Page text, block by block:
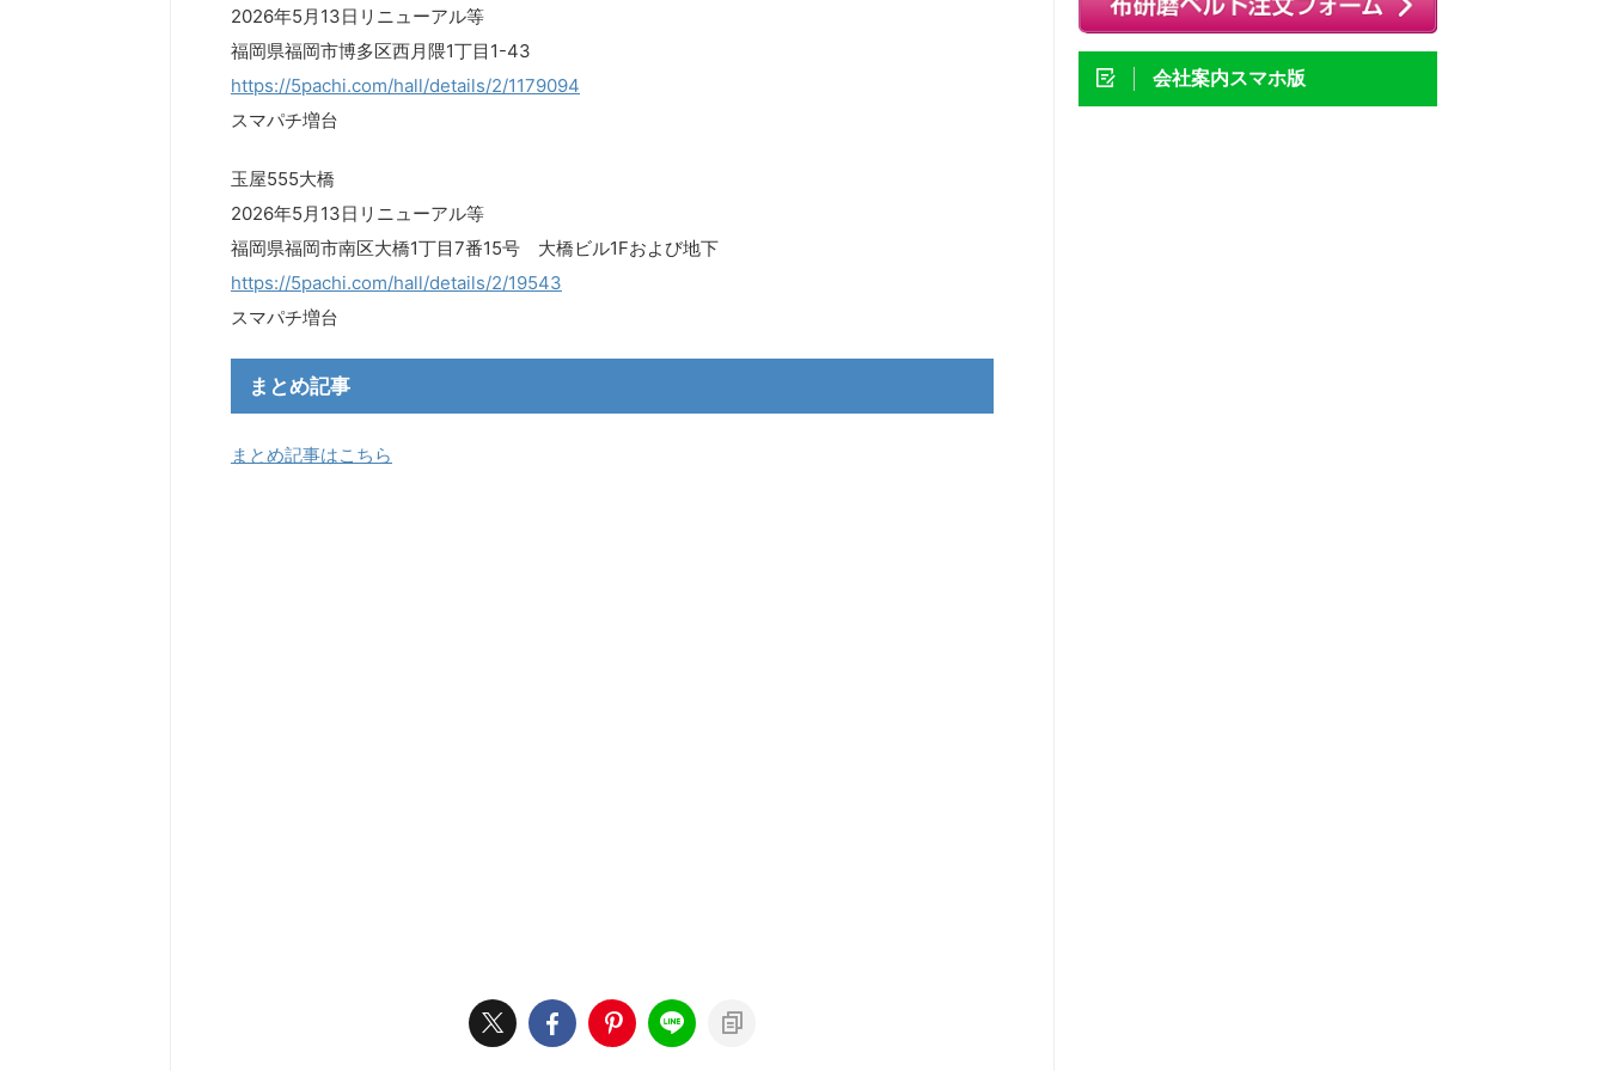
2026年5月13日リニューアル等
福岡県福岡市博多区西月隈1丁目1-43
https://5pachi.com/hall/details/2/1179094
スマパチ増台
玉屋555大橋
2026年5月13日リニューアル等
福岡県福岡市南区大橋1丁目7番15号 大橋ビル1Fおよび地下
https://5pachi.com/hall/details/2/19543
スマパチ増台
まとめ記事
まとめ記事はこちら
会社案内スマホ版